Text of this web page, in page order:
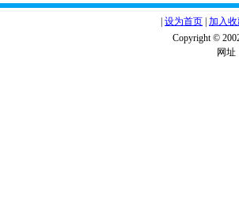
设为首页 加入
Copyright ©
网址